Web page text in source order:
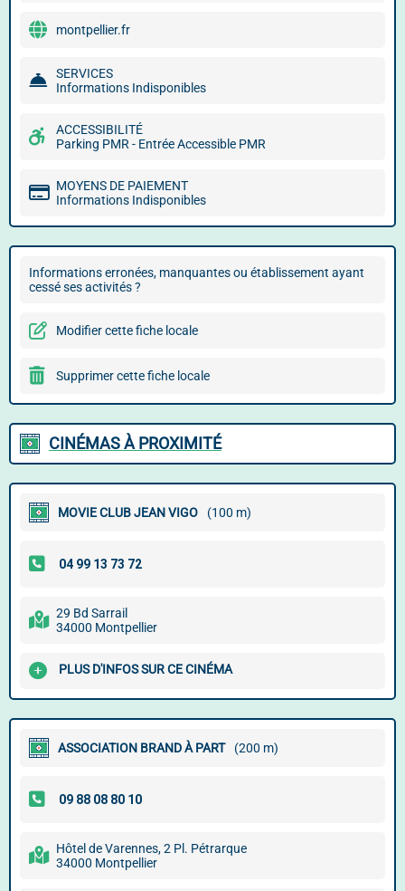
montpellier.fr
SERVICES
Informations Indisponibles
ACCESSIBILITÉ
Parking PMR - Entrée Accessible PMR
MOYENS DE PAIEMENT
Informations Indisponibles
Informations erronées, manquantes ou établissement ayant
cessé ses activités ?
Modifier cette fiche locale
Supprimer cette fiche locale
CINÉMAS À PROXIMITÉ
MOVIE CLUB JEAN VIGO (100 m)
29 Bd Sarrail
34000 Montpellier
PLUS D'INFOS SUR CE CINÉMA
ASSOCIATION BRAND À PART (200 m)
Hôtel de Varennes, 2 Pl. Pétrarque
34000 Montpellier